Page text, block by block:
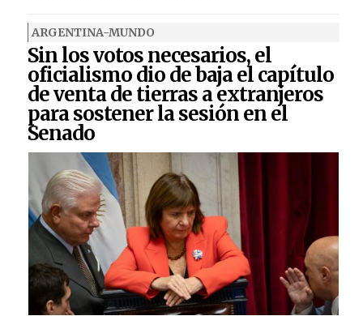
ARGENTINA-MUNDO
Sin los votos necesarios, el
oficialismo dio de baja el capítulo
de venta de tierras a extranjeros
para sostener la sesión en el
Senado